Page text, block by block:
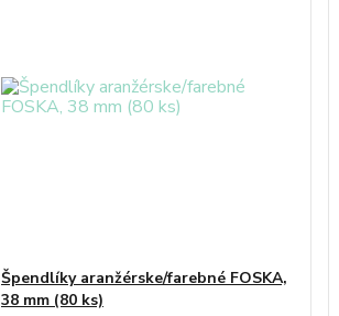
Špendlíky aranžérske/farebné FOSKA,
38 mm (80 ks)